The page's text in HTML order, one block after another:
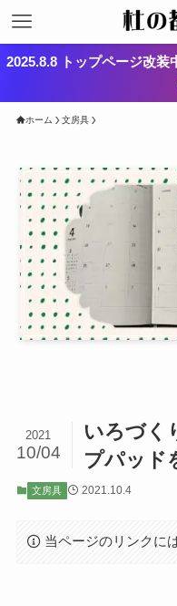
2025.8.8 トップページ改
ホーム 文房具
いろづく
プパッド
2021
10/04
文房具 2021.10.4
当ページのリンクに